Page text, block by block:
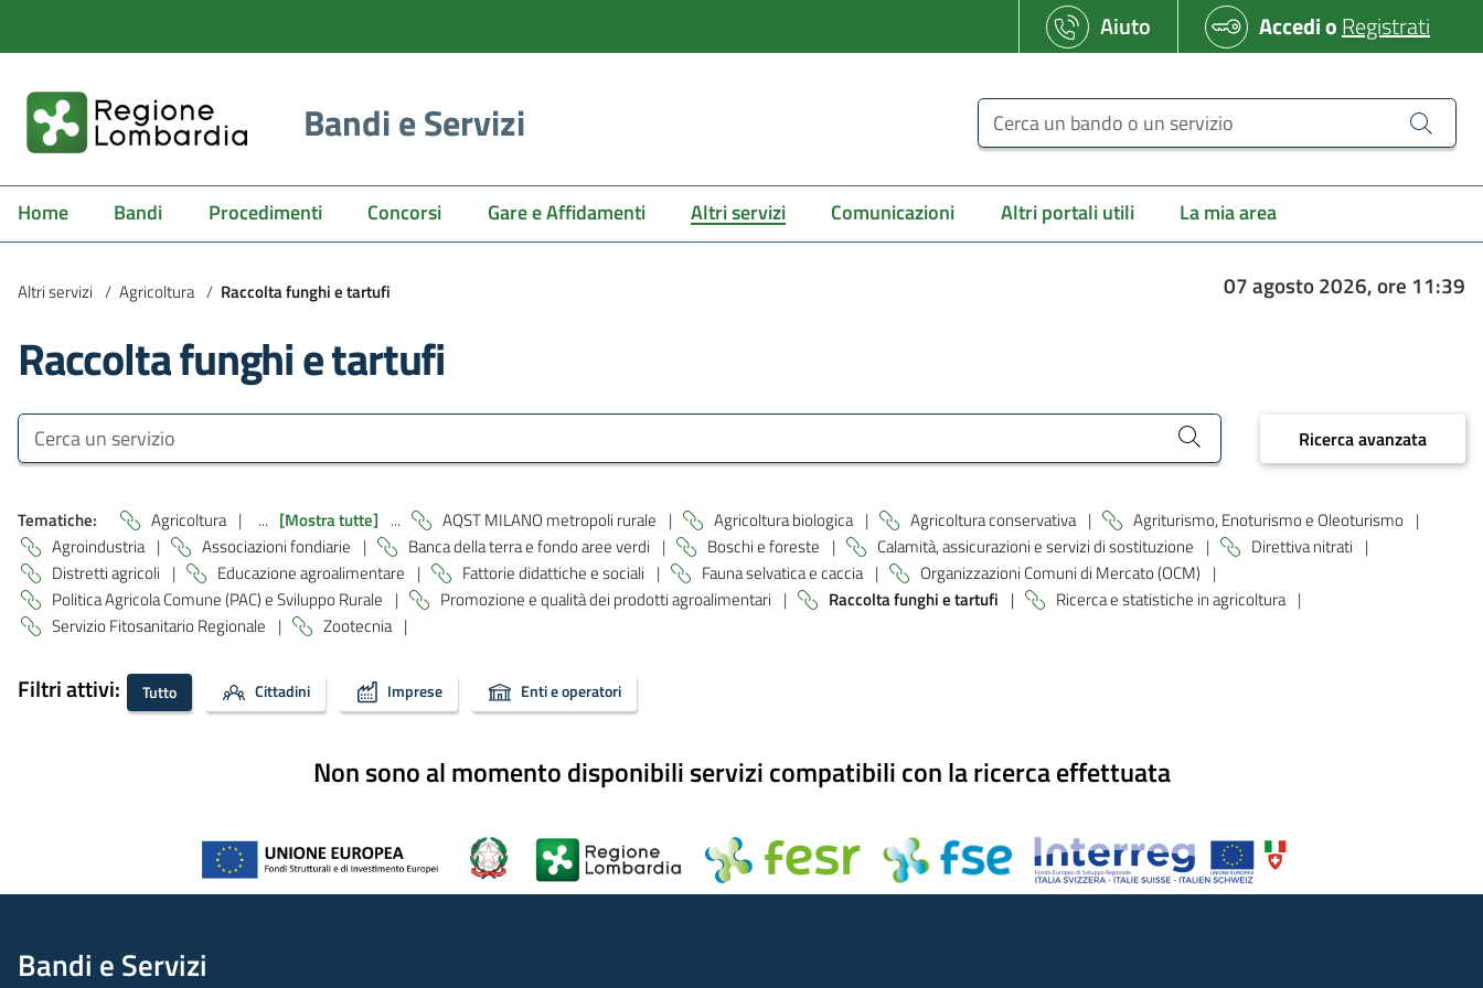
Aiuto AccedioRegistrati
Bandi e Servizi Cerca un bando o un servizio
Home Bandi Procedimenti Concorsi Gare e Affidamenti Altri servizi Comunicazioni Altri portali utili La mia area
Altri servizi / Agricoltura / Raccolta funghi e tartufi 07 agosto 2026, ore 11:39
Raccolta funghi e tartufi
Bandi e Servizi
Cerca un servizio Ricerca avanzata
Tematiche: Agricoltura | ... [Mostra tutte] ... AQST MILANO metropoli rurale | Agricoltura biologica | Agricoltura conservativa | Agriturismo, Enoturismo e Oleoturismo |
Agroindustria | Associazioni fondiarie | Banca della terra e fondo aree verdi | Boschi e foreste | Calamità, assicurazioni e servizi di sostituzione | Direttiva nitrati |
Distretti agricoli | Educazione agroalimentare | Fattorie didattiche e sociali | Fauna selvatica e caccia | Organizzazioni Comuni di Mercato (OCM) |
Politica Agricola Comune (PAC) e Sviluppo Rurale | Promozione e qualità dei prodotti agroalimentari | Raccolta funghi e tartufi | Ricerca e statistiche in agricoltura |
Servizio Fitosanitario Regionale | Zootecnia |
Filtri attivi: Tutto Cittadini Imprese Enti e operatori
Non sono al momento disponibili servizi compatibili con la ricerca effettuata
Bandi e Servizi